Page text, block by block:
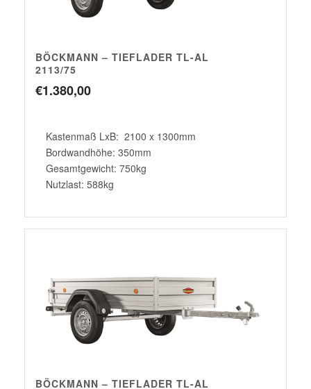
BÖCKMANN – TIEFLADER TL-AL
2113/75
€1.380,00
Kastenmaß LxB: 2100 x 1300mm
Bordwandhöhe: 350mm
Gesamtgewicht: 750kg
Nutzlast: 588kg
BÖCKMANN – TIEFLADER TL-AL